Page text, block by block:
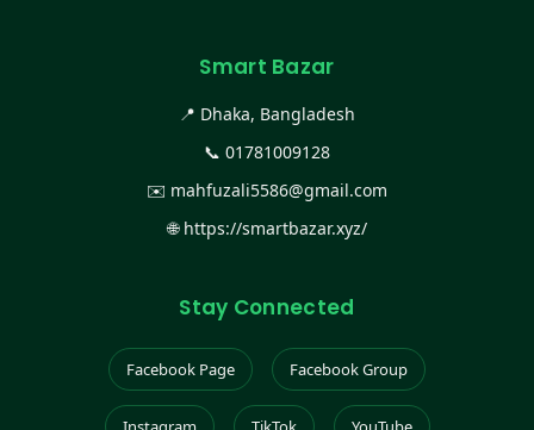
Smart Bazar
📍 Dhaka, Bangladesh
📞 01781009128
✉️ mahfuzali5586@gmail.com
🌐 https://smartbazar.xyz/
Stay Connected
Facebook Page Facebook Group